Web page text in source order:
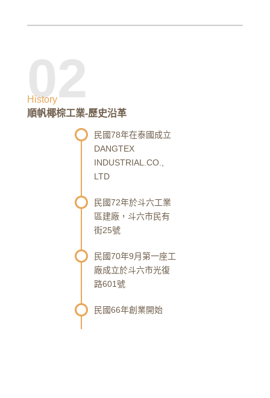
02
History
順帆椰棕工業-歷史沿革
民國78年在泰國成立
DANGTEX
INDUSTRIAL.CO.,
LTD
民國72年於斗六工業
區建廠，斗六市民有
街25號
民國70年9月第一座工
廠成立於斗六市光復
路601號
民國66年創業開始